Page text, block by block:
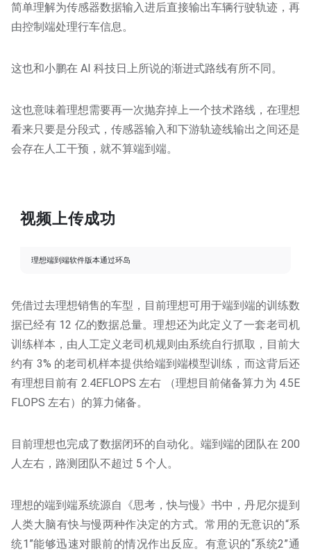
简单理解为传感器数据输入进后直接输出车辆行驶轨迹，再
由控制端处理行车信息。
这也和小鹏在 AI 科技日上所说的渐进式路线有所不同。
这也意味着理想需要再一次抛弃掉上一个技术路线，在理想
看来只要是分段式，传感器输入和下游轨迹线输出之间还是
会存在人工干预，就不算端到端。
视频上传成功
理想端到端软件版本通过环岛
凭借过去理想销售的车型，目前理想可用于端到端的训练数
据已经有 12 亿的数据总量。理想还为此定义了一套老司机
训练样本，由人工定义老司机规则由系统自行抓取，目前大
约有 3% 的老司机样本提供给端到端模型训练，而这背后还
有理想目前有 2.4EFLOPS 左右 （理想目前储备算力为 4.5E
FLOPS 左右）的算力储备。
目前理想也完成了数据闭环的自动化。端到端的团队在 200
人左右，路测团队不超过 5 个人。
理想的端到端系统源自《思考，快与慢》书中，丹尼尔提到
人类大脑有快与慢两种作决定的方式。常用的无意识的“系
统1”能够迅速对眼前的情况作出反应。有意识的“系统2”通